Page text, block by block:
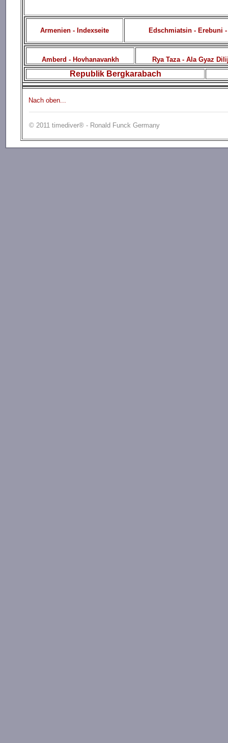
Armenien - Indexseite Edschmiatsin - Erebuni
Amberd - Hovhanavankh Rya Taza - Ala Gyaz
Republik Bergkarabach
Nach oben...
© 2011 timediver® - Ronald Funck Germany